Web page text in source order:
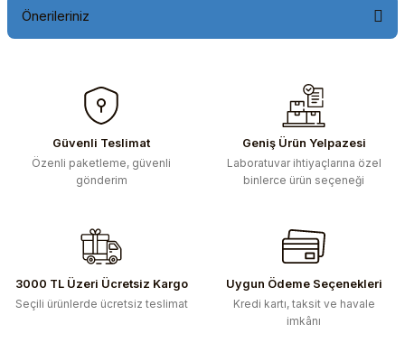
Önerileriniz
konularda yetersiz gördüğünüz noktaları öneri formunu
kullanarak tarafımıza iletebilirsiniz.
Görüş ve önerileriniz için teşekkür ederiz.
Ürün resmi kalitesiz, bozuk veya görüntülenemiyor.
Ürün fiyatı diğer sitelerden daha pahalı.
Bu ürüne benzer farklı alternatifler olmalı.
Güvenli Teslimat
Özenli paketleme, güvenli
gönderim
Geniş Ürün Yelpazesi
Laboratuvar ihtiyaçlarına özel
binlerce ürün seçeneği
3000 TL Üzeri Ücretsiz Kargo
Seçili ürünlerde ücretsiz teslimat
Uygun Ödeme Seçenekleri
Kredi kartı, taksit ve havale
imkânı